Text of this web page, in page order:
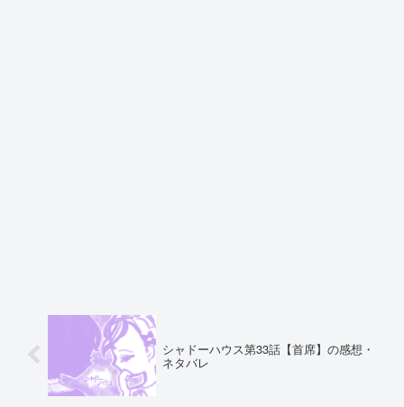
シャドーハウス第33話【首席】の感想・
ネタバレ